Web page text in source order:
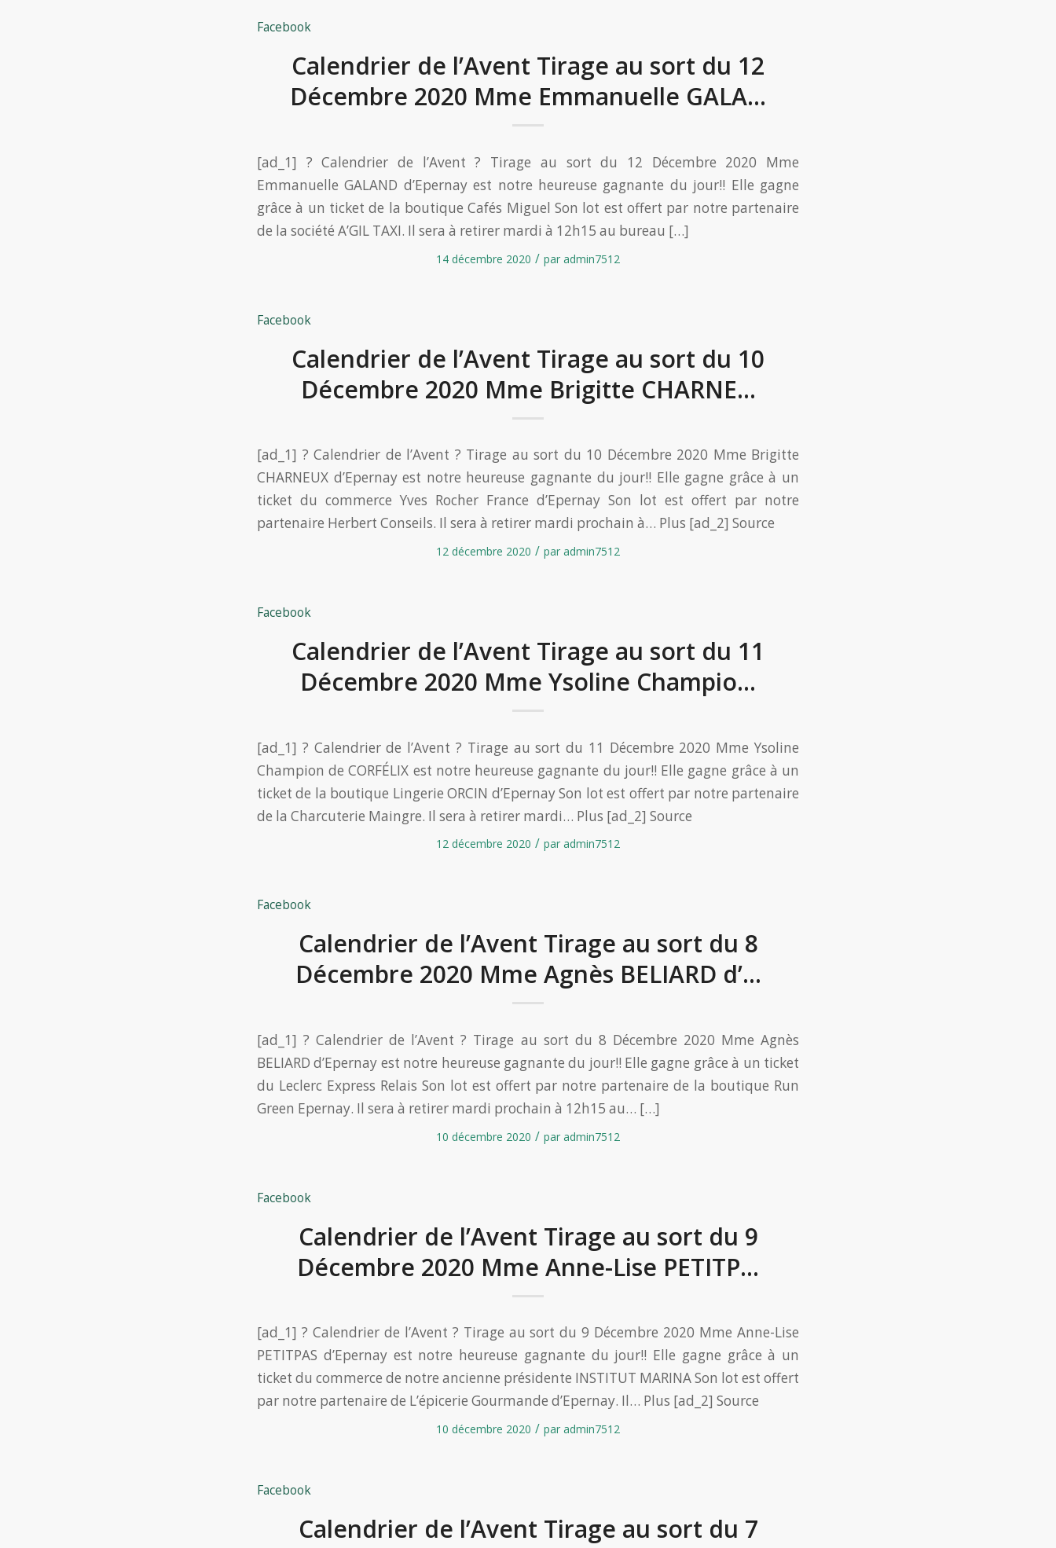
Facebook
Calendrier de l’Avent Tirage au sort du 12
Décembre 2020 Mme Emmanuelle GALA…
[ad_1] ? Calendrier de l’Avent ? Tirage au sort du 12 Décembre 2020 Mme
Emmanuelle GALAND d’Epernay est notre heureuse gagnante du jour!! Elle gagne
grâce à un ticket de la boutique Cafés Miguel Son lot est offert par notre partenaire
de la société A’GIL TAXI. Il sera à retirer mardi à 12h15 au bureau […]
14 décembre 2020 / par admin7512
Facebook
Calendrier de l’Avent Tirage au sort du 10
Décembre 2020 Mme Brigitte CHARNE…
[ad_1] ? Calendrier de l’Avent ? Tirage au sort du 10 Décembre 2020 Mme Brigitte
CHARNEUX d’Epernay est notre heureuse gagnante du jour!! Elle gagne grâce à un
ticket du commerce Yves Rocher France d’Epernay Son lot est offert par notre
partenaire Herbert Conseils. Il sera à retirer mardi prochain à… Plus [ad_2] Source
12 décembre 2020 / par admin7512
Facebook
Calendrier de l’Avent Tirage au sort du 11
Décembre 2020 Mme Ysoline Champio…
[ad_1] ? Calendrier de l’Avent ? Tirage au sort du 11 Décembre 2020 Mme Ysoline
Champion de CORFÉLIX est notre heureuse gagnante du jour!! Elle gagne grâce à un
ticket de la boutique Lingerie ORCIN d’Epernay Son lot est offert par notre partenaire
de la Charcuterie Maingre. Il sera à retirer mardi… Plus [ad_2] Source
12 décembre 2020 / par admin7512
Facebook
Calendrier de l’Avent Tirage au sort du 8
Décembre 2020 Mme Agnès BELIARD d’…
[ad_1] ? Calendrier de l’Avent ? Tirage au sort du 8 Décembre 2020 Mme Agnès
BELIARD d’Epernay est notre heureuse gagnante du jour!! Elle gagne grâce à un ticket
du Leclerc Express Relais Son lot est offert par notre partenaire de la boutique Run
Green Epernay. Il sera à retirer mardi prochain à 12h15 au… […]
10 décembre 2020 / par admin7512
Facebook
Calendrier de l’Avent Tirage au sort du 9
Décembre 2020 Mme Anne-Lise PETITP…
[ad_1] ? Calendrier de l’Avent ? Tirage au sort du 9 Décembre 2020 Mme Anne-Lise
PETITPAS d’Epernay est notre heureuse gagnante du jour!! Elle gagne grâce à un
ticket du commerce de notre ancienne présidente INSTITUT MARINA Son lot est offert
par notre partenaire de L’épicerie Gourmande d’Epernay. Il… Plus [ad_2] Source
10 décembre 2020 / par admin7512
Facebook
Calendrier de l’Avent Tirage au sort du 7